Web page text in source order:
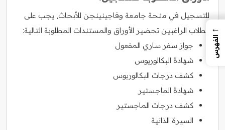
للتسجيل في منحة جامعة وفاجينينجن للأبحاث, يجب على
الطلاب الراغبين تحضير الأوراق والمستندات المطلوبة التالية:
جواز سفر ساري المفعول
شهادة البكالوريوس
كشف درجات البكالوريوس
شهادة الماجستير
كشف درجات الماجستير
السيرة الذاتية
←
الفهرس